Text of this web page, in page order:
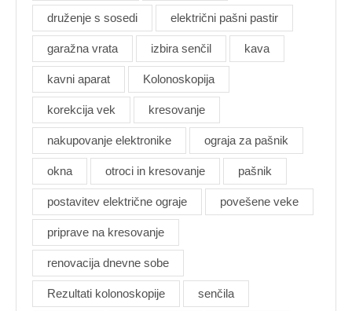
druženje s sosedi električni pašni pastir
garažna vrata izbira senčil kava
kavni aparat Kolonoskopija
korekcija vek kresovanje
nakupovanje elektronike ograja za pašnik
okna otroci in kresovanje pašnik
postavitev električne ograje povešene veke
priprave na kresovanje
renovacija dnevne sobe
Rezultati kolonoskopije senčila